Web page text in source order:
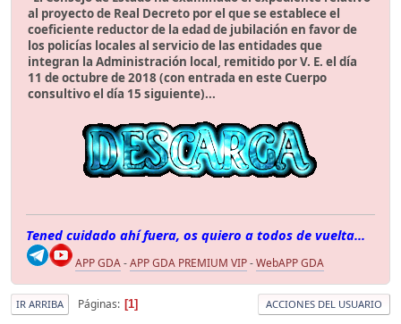
al proyecto de Real Decreto por el que se establece el
coeficiente reductor de la edad de jubilación en favor de
los policías locales al servicio de las entidades que
integran la Administración local, remitido por V. E. el día
11 de octubre de 2018 (con entrada en este Cuerpo
consultivo el día 15 siguiente)...
Tened cuidado ahí fuera, os quiero a todos de vuelta...
APP GDA-APP GDA PREMIUM VIP-WebAPP GDA
IR ARRIBA Páginas 1 ACCIONES DEL USUARIO